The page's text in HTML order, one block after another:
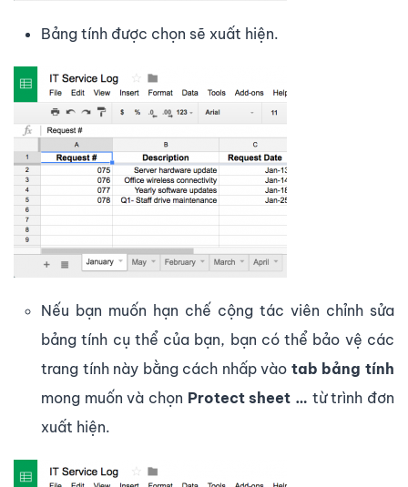
Bảng tính được chọn sẽ xuất hiện.
Nếu bạn muốn hạn chế cộng tác viên chỉnh sửa
bảng tính cụ thể của bạn, bạn có thể bảo vệ các
trang tính này bằng cách nhấp vào tab bảng tính
mong muốn và chọn Protect sheet … từ trình đơn
xuất hiện.